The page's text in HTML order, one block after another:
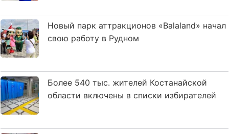
Новый парк аттракционов «Balaland» начал
свою работу в Рудном
Более 540 тыс. жителей Костанайской
области включены в списки избирателей